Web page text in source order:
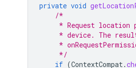
private void
/*
* Request location
* device. The
*
     */
if (ContextCompat .